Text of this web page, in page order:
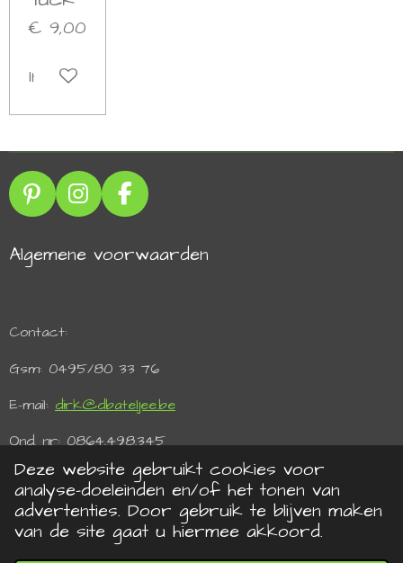
Deze website gebruikt cookies voor
analyse-doeleinden en/of het tonen van
advertenties. Door gebruik te blijven maken
van de site gaat u hiermee akkoord.
€ 9,00
In winkelwagen
P
i
t
e
t
I
n
t
m
F
a
e
Algemene voorwaarden
Contact:
Gsm: 0495/80 33 76
E-mail: dirk@dbateljee.be
Ond. nr: 0864.498.345
BTW: BE 0864.498.345
Powered by Shana Blockx